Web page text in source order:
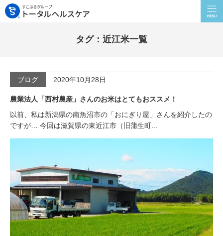
タグ：近江米一覧
ブログ 2020年10月28日
農業法人「西村農産」さんのお米はとてもおススメ！
以前、私は新潟県の南魚沼市の「おにぎり屋」さんを紹介したの
ですが… 今回は滋賀県の東近江市（旧蒲生町...